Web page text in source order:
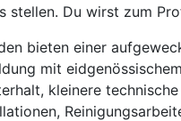
stellen. Du wirst zum
bieten einer
mit
kleinere